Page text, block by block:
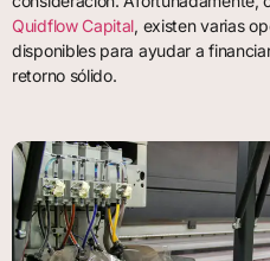
Quidflow Capital, existen varias
disponibles para ayudar a
retorno sólido.